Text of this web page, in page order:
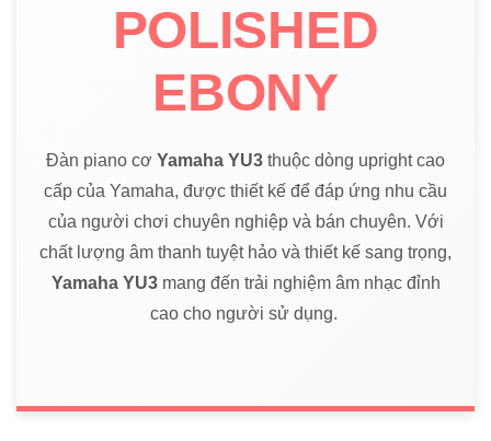
POLISHED
EBONY
Đàn piano cơ Yamaha YU3 thuộc dòng upright cao
cấp của Yamaha, được thiết kế để đáp ứng nhu cầu
của người chơi chuyên nghiệp và bán chuyên. Với
chất lượng âm thanh tuyệt hảo và thiết kế sang trọng,
Yamaha YU3mang đến trải nghiệm âm nhạc đỉnh
cao cho người sử dụng.